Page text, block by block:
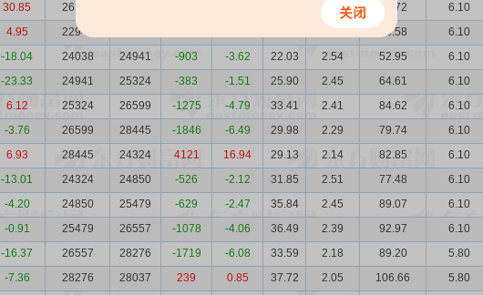
30.85 26355 2.31 72.72 6.10
4.95 22945 55.58 6.10
-18.04 24038 24941 -903 -3.62 22.03 2.54 52.95 6.10
-23.33 24941 25324 -383 -1.51 25.90 2.45 64.61 6.10
6.12 25324 26599 -1275 -4.79 33.41 2.41 84.62 6.10
-3.76 26599 28445 -1846 -6.49 29.98 2.29 79.74 6.10
6.93 28445 24324 4121 16.94 29.13 2.14 82.85 6.10
-13.01 24324 24850 -526 -2.12 31.85 2.51 77.48 6.10
-4.20 24850 25479 -629 -2.47 35.84 2.45 89.07 6.10
-0.91 25479 26557 -1078 -4.06 36.49 2.39 92.97 6.10
-16.37 26557 28276 -1719 -6.08 33.59 2.18 89.20 5.80
-7.36 28276 28037 239 0.85 37.72 2.05 106.66 5.80